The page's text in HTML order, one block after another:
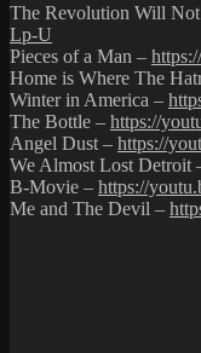
The Revolution Will
Lp-U
Pieces of a Man –
Home is Where The
Winter in America –
The Bottle – https://
Angel Dust – https://
We Almost Lost Detroit
B-Movie – https://
Me and The Devil –